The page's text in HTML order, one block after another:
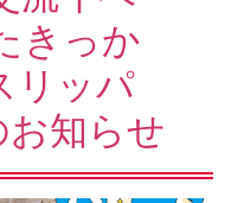
きっか
リッパ
お知らせ